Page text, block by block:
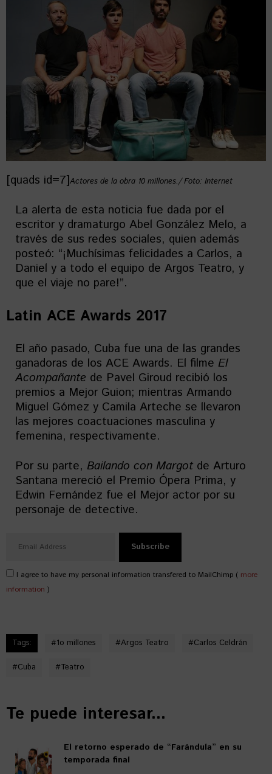
[quads id=7]Actores de la obra 10 millones./ Foto: Internet
La alerta de esta noticia fue dada por el
escritor y dramaturgo Abel González Melo, a
través de sus redes sociales, quien además
posteó: “¡Muchísimas felicidades a Carlos, a
Daniel y a todo el equipo de Argos Teatro, y
que el viaje no pare!”.
Latin ACE Awards 2017
El año pasado, Cuba fue una de las grandes
ganadoras de los ACE Awards. El filme El
Acompañante de Pavel Giroud recibió los
premios a Mejor Guion; mientras Armando
Miguel Gómez y Camila Arteche se llevaron
las mejores coactuaciones masculina y
femenina, respectivamente.
Por su parte, Bailando con Margot de Arturo
Santana mereció el Premio Ópera Prima, y
Edwin Fernández fue el Mejor actor por su
personaje de detective.
I agree to have my personal information transfered to MailChimp ( more
information )
Tags: #1o millones #Argos Teatro #Carlos Celdrán
#Cuba #Teatro
Te puede interesar...
El retorno esperado de “Farándula” en su
temporada final